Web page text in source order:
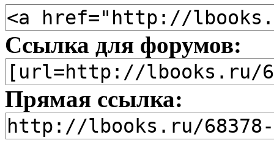
Ссылка для форумов:
Прямая ссылка: